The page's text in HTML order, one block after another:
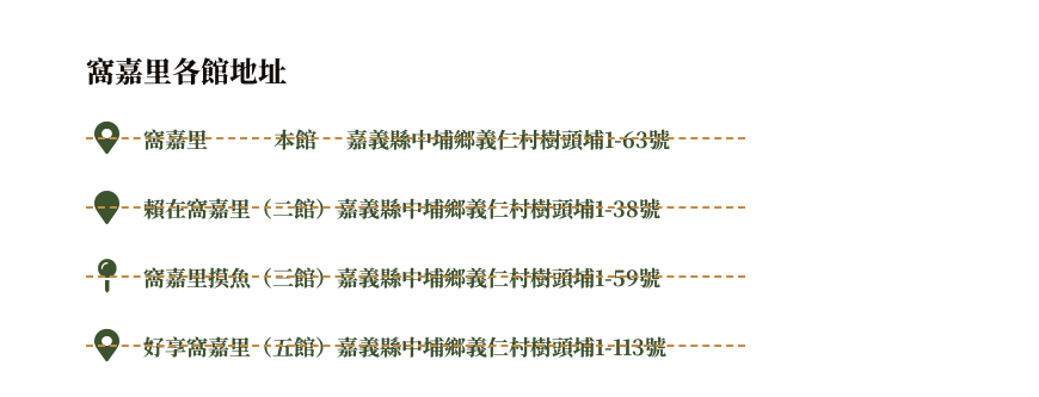
窩嘉里各館地址
窩嘉里 本館 嘉義縣中埔鄉義仁村樹頭埔1-63號
賴在窩嘉里（二館）嘉義縣中埔鄉義仁村樹頭埔1-38號
窩嘉里摸魚（三館）嘉義縣中埔鄉義仁村樹頭埔1-59號
好享窩嘉里（五館）嘉義縣中埔鄉義仁村樹頭埔1-113號